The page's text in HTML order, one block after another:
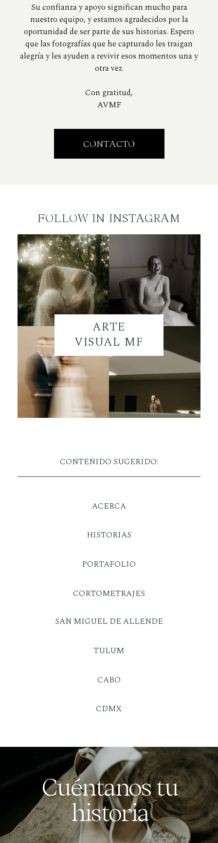
Su confianza y apoyo significan mucho para
nuestro equipo, y estamos agradecidos por la
oportunidad de ser parte de sus historias. Espero
que las fotografías que he capturado les traigan
alegría y les ayuden a revivir esos momentos una y
otra vez.
Con gratitud,
AVMF
CONTACTO
FOLLOW IN INSTAGRAM
ARTE
VISUAL MF
CONTENIDO SUGERIDO:
Cuéntanos tu
historia
ACERCA
SAN MIGUEL DE ALLENDE
HISTORIAS
TULUM
PORTAFOLIO
CABO
CDMX
CORTOMETRAJES